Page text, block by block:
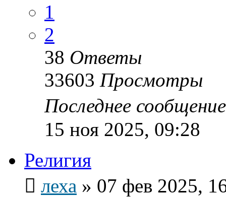
1
2
38 Ответы
33603 Просмотры
Последнее
15 ноя 2025, 09:28
Религия
леха » 07 фев 2025,